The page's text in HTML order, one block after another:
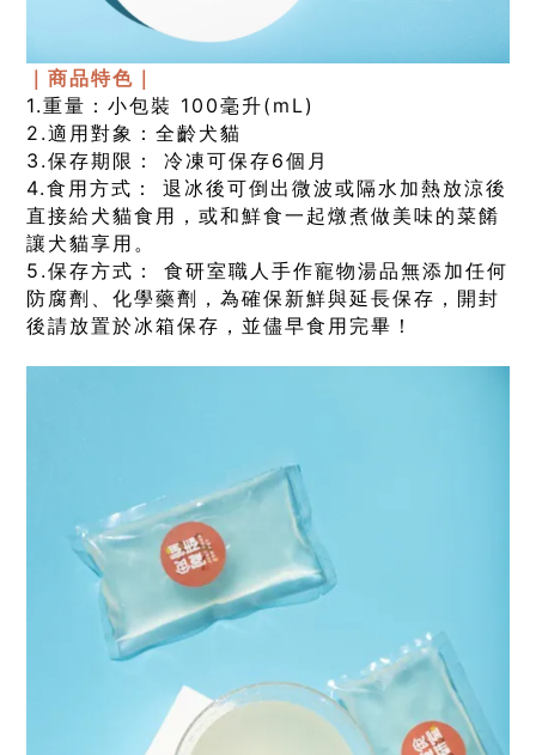
｜ 商品特色｜
1.重量：小包裝 100毫升(mL)
2.適用對象：全齡犬貓
3.保存期限： 冷凍可保存6個月
4.食用方式： 退冰後可倒出微波或隔水加熱放涼後
直接給犬貓食用，或和鮮食一起燉煮做美味的菜餚
讓犬貓享用。
5.保存方式： 食研室職人手作寵物湯品無添加任何
防腐劑、化學藥劑， 為確保新鮮與延長保存， 開封
後請放置於冰箱保存，並儘早食用完畢！